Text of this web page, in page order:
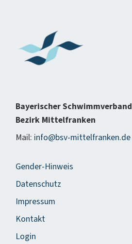
Bayerischer Schwimmverband
Bezirk Mittelfranken
Mail: info@bsv-mittelfranken.de
Gender-Hinweis
Datenschutz
Impressum
Kontakt
Login